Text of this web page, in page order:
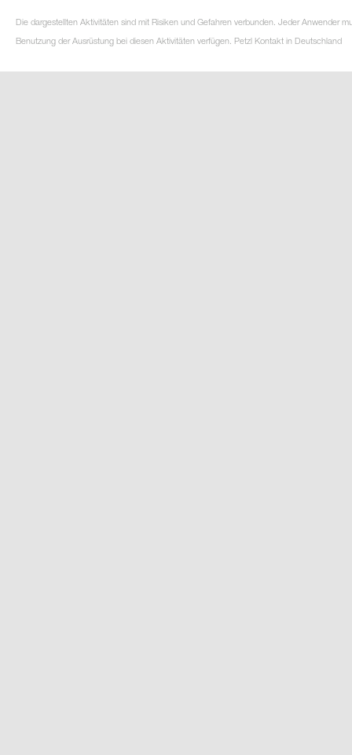
Die dargestellten Aktivitäten sind mit Risiken und Gefahren verbunden. Jeder Anwender
Benutzung der Ausrüstung bei diesen Aktivitäten verfügen. Petzl Kontakt in Deutschland